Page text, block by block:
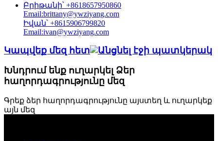
Բրիթանի՝ +8618657950860
Email:brittany@ywziyang.com
Իվան՝ +8615906799820
Email:ivan@ywziyang.com
Կապվեք մեզ հետ
Խնդրում ենք ուղարկել Ձեր
հաղորդագրությունը մեզ
Գրեք ձեր հաղորդագրությունը այստեղ և ուղարկեք
այն մեզ